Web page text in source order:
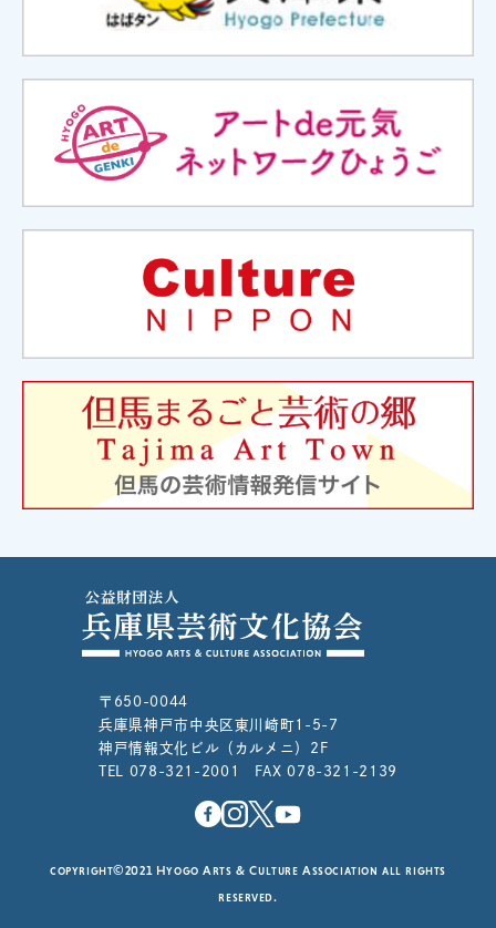
〒650-0044
兵庫県神戸市中央区東川崎町1-5-7
神戸情報文化ビル（カルメニ）2F
TEL 078-321-2001 FAX 078-321-2139
copyright©2021 Hyogo Arts & Culture Association all rights
reserved.